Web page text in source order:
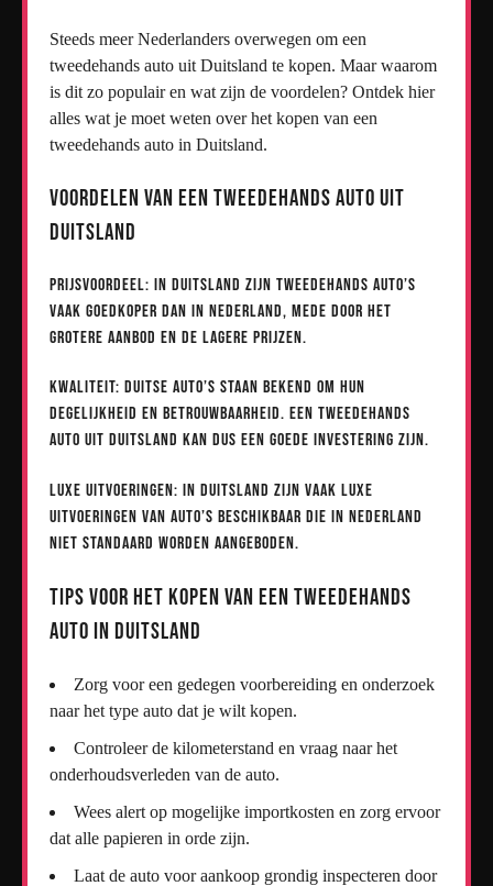
Steeds meer Nederlanders overwegen om een
tweedehands auto uit Duitsland te kopen. Maar waarom
is dit zo populair en wat zijn de voordelen? Ontdek hier
alles wat je moet weten over het kopen van een
tweedehands auto in Duitsland.
Voordelen van een Tweedehands Auto uit
Duitsland
Prijsvoordeel: In Duitsland zijn tweedehands auto’s
vaak goedkoper dan in Nederland, mede door het
grotere aanbod en de lagere prijzen.
Kwaliteit: Duitse auto’s staan bekend om hun
degelijkheid en betrouwbaarheid. Een tweedehands
auto uit Duitsland kan dus een goede investering zijn.
Luxe uitvoeringen: In Duitsland zijn vaak luxe
uitvoeringen van auto’s beschikbaar die in Nederland
niet standaard worden aangeboden.
Tips voor het Kopen van een Tweedehands
Auto in Duitsland
Zorg voor een gedegen voorbereiding en onderzoek
naar het type auto dat je wilt kopen.
Controleer de kilometerstand en vraag naar het
onderhoudsverleden van de auto.
Wees alert op mogelijke importkosten en zorg ervoor
dat alle papieren in orde zijn.
Laat de auto voor aankoop grondig inspecteren door